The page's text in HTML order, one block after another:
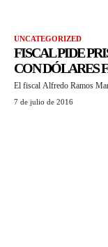
UNCATEGORIZED
FISCAL PIDE
CON DÓLARES
El fiscal Alfredo Ramos
7 de julio de 2016